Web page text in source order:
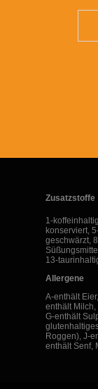
Zusatzstoffe
1-
konserviert,
geschwärzt,
13-
Allergene
A-enthält
enthält
G-enthält
Roggen), J-
enthält Senf,